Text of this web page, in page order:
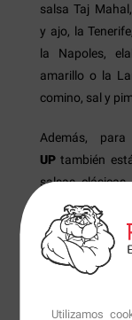
Utilizamos
salsa Taj
y ajo, la
la Napoles,
amarillo o la
comino, sal y
Además,
UP también
salsas
contenido
trata de una
personas que
aportar un